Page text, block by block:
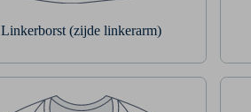
Linkerborst (zijde linkerarm)